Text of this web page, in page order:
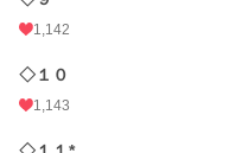
1,142
◇１０
1,143